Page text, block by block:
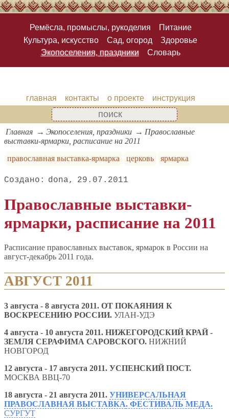
Ремёсла, промыслы, рукоделия
Питание
Культура, искусство
Сад, огород
Здоровье
Экопоселения, праздники
Словарь
главная контакты о проекте инструкция
Главная Экопоселения, праздники
Православные
выставки-ярмарки, расписание на 2011
православная выставка-ярмарка
церковь ярмарка
dona 29.07.2011
Православные выставки-
ярмарки, расписание на 2011
Расписание православных выставок, ярмарок в России на
август-декабрь 2011 года.
АВГУСТ 2011
3 августа - 8 августа 2011. ОТ ПОКАЯНИЯ К
ВОСКРЕСЕНИЮ РОССИИ. УЛАН-УДЭ
4 августа - 10 августа 2011. НИЖЕГОРОДСКИЙ КРАЙ -
ЗЕМЛЯ СЕРАФИМА САРОВСКОГО. НИЖНИЙ
НОВГОРОД
12 августа - 17 августа 2011. УСПЕНСКИЙ ПОСТ.
МОСКВА ВВЦ-70
18 августа - 21 августа 2011. УНИВЕРСАЛЬНАЯ
ПРАВОСЛАВНАЯ ВЫСТАВКА. ФЕСТИВАЛЬ МЕДА.
СУРГУТ